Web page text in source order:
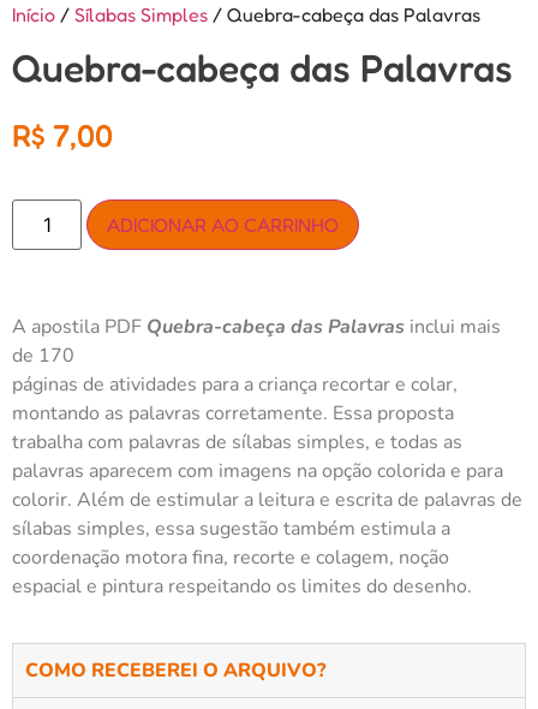
Início / Sílabas Simples / Quebra-cabeça das Palavras
Quebra-cabeça das Palavras
R$ 7,00
ADICIONAR AO CARRINHO
A apostila PDF Quebra-cabeça das Palavras inclui mais
de 170
páginas de atividades para a criança recortar e colar,
montando as palavras corretamente. Essa proposta
trabalha com palavras de sílabas simples, e todas as
palavras aparecem com imagens na opção colorida e para
colorir. Além de estimular a leitura e escrita de palavras de
sílabas simples, essa sugestão também estimula a
coordenação motora fina, recorte e colagem, noção
espacial e pintura respeitando os limites do desenho.
COMO RECEBEREI O ARQUIVO?